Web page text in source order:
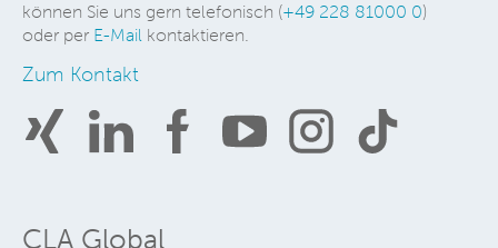
können Sie uns gern telefonisch (+49 228 81000 0)
oder per E-Mail kontaktieren.
Zum Kontakt
CLA Global